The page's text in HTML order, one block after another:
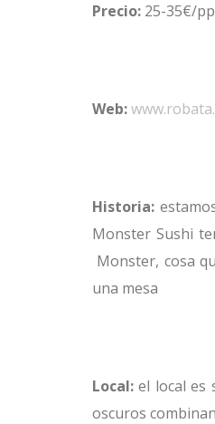
Precio: 25-35€/pp
Web:
Historia:
Monster Sushi
Monster, cosa
una mesa
Local: el local es
oscuros